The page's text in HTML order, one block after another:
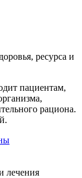
ресурса и
пациентам,
рациона.
лечения